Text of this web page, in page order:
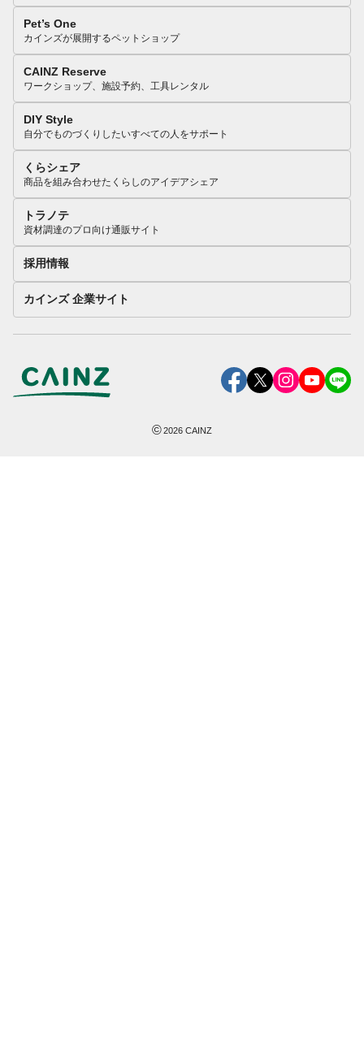
Pet’s One
カインズが展開するペットショップ
CAINZ Reserve
ワークショップ、施設予約、工具レンタル
DIY Style
自分でものづくりしたいすべての人をサポート
くらシェア
商品を組み合わせたくらしのアイデアシェア
トラノテ
資材調達のプロ向け通販サイト
採用情報
カインズ 企業サイト
©2026 CAINZ